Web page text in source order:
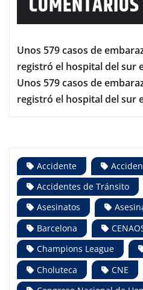
Unos 579 casos de
registró el hospital del sur
Unos 579 casos de
registró el hospital del sur
Accidente
Accidentes de Tránsito
Asesinatos
Barcelona
Champions League
Choluteca
CNE